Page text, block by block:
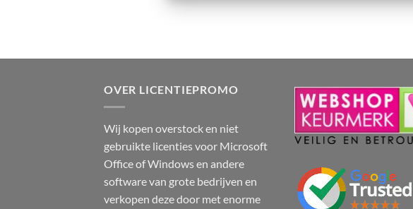
OVER LICENTIEPROMO
Wij kopen overstock en niet
gebruikte licenties voor Microsoft
Office of Windows en andere
software van grote bedrijven en
verkopen deze door met enorme